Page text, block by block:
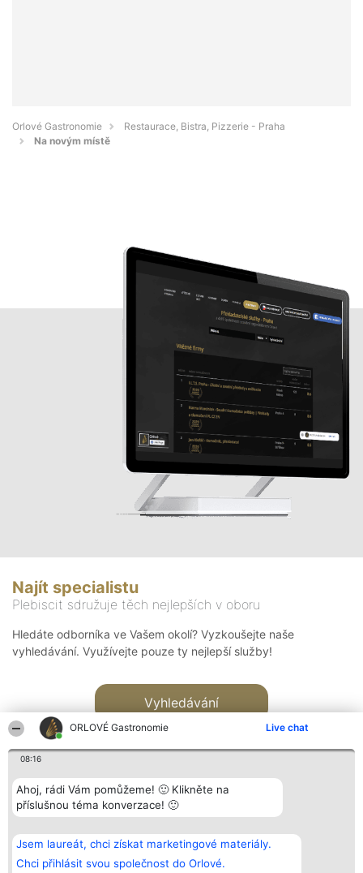
ORLOVÉ Gastronomie Live chat
08:16
Ahoj, rádi Vám pomůžeme! 🙂 Klikněte na
příslušnou téma konverzace! 🙂
Jsem laureát, chci získat marketingové materiály.
Chci přihlásit svou společnost do Orlové.
Orlové Gastronomie
Restaurace, Bistra, Pizzerie - Praha
Na novým místě
Najít specialistu
Plebiscit sdružuje těch nejlepších v oboru
Hledáte odborníka ve Vašem okolí? Vyzkoušejte naše
vyhledávání. Využívejte pouze ty nejlepší služby!
Vyhledávání
Bright Side Solutions sp. z o.
o. sp. k.
ul. Ruska 22
Wrocław 50-079
Vítězové
Seznam všech
laureátů
Zásady
Kontakt